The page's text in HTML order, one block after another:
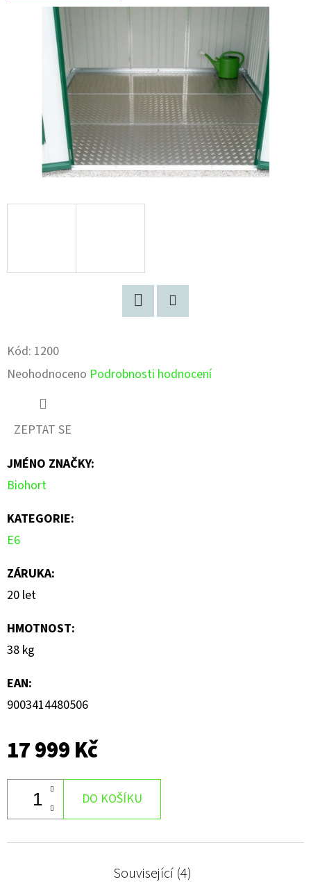
Kód: 1200
Průměrné
hodnocení
0,0
z
5
hvězdiček.
Neohodnoceno Podrobnosti hodnocení
ZEPTAT SE
JMÉNO ZNAČKY:
Biohort
KATEGORIE:
E6
ZÁRUKA:
20 let
HMOTNOST:
38 kg
EAN:
9003414480506
17 999 Kč
DO KOŠÍKU
Související (4)